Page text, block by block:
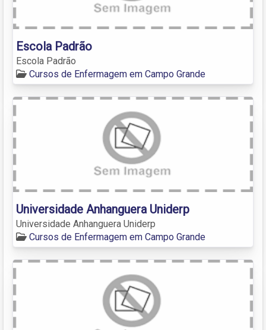
Escola Padrão
Escola Padrão
Cursos de Enfermagem em Campo Grande
Universidade Anhanguera Uniderp
Universidade Anhanguera Uniderp
Cursos de Enfermagem em Campo Grande